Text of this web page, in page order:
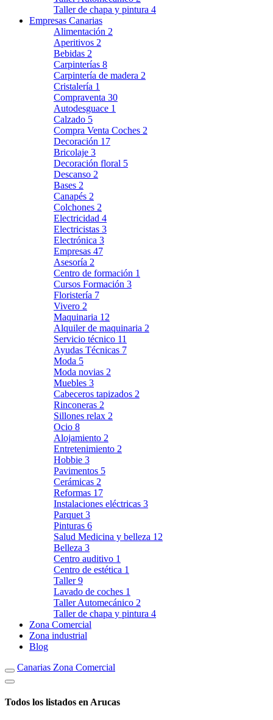
Taller de chapa y pintura 4
Empresas Canarias
Alimentación 2
Aperitivos 2
Bebidas 2
Carpinterías 8
Carpintería de madera 2
Cristalería 1
Compraventa 30
Autodesguace 1
Calzado 5
Compra Venta Coches 2
Decoración 17
Bricolaje 3
Decoración floral 5
Descanso 2
Bases 2
Canapés 2
Colchones 2
Electricidad 4
Electricistas 3
Electrónica 3
Empresas 47
Asesoría 2
Centro de formación 1
Cursos Formación 3
Floristería 7
Vivero 2
Maquinaria 12
Alquiler de maquinaria 2
Servicio técnico 11
Ayudas Técnicas 7
Moda 5
Moda novias 2
Muebles 3
Cabeceros tapizados 2
Rinconeras 2
Sillones relax 2
Ocio 8
Alojamiento 2
Entretenimiento 2
Hobbie 3
Pavimentos 5
Cerámicas 2
Reformas 17
Instalaciones eléctricas 3
Parquet 3
Pinturas 6
Salud Medicina y belleza 12
Belleza 3
Centro auditivo 1
Centro de estética 1
Taller9
Lavado de coches 1
Taller Automecánico 2
Taller de chapa y pintura 4
Zona Comercial
Zona industrial
Blog
Canarias Zona Comercial
Todos los listados en Arucas